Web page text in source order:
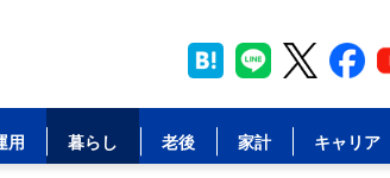
用 暮らし 老後 家計 キャリア